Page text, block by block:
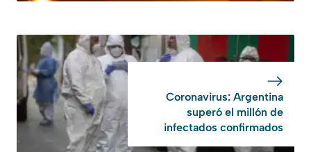
Coronavirus: Argentina
superó el millón de
infectados confirmados